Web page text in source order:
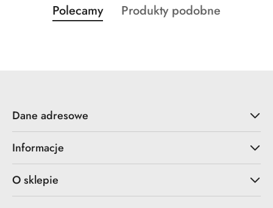
Pomiń karuzelę produktów
Produkty
o
Polecamy
Produkty
Produkty podobne
Dane adresowe
Informacje
O sklepie